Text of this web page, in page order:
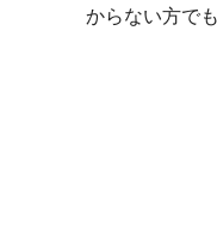
からない方で